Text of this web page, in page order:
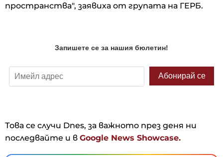
пространства", заявиха от групата на ГЕРБ.
Това се случи Dnes, за важното през деня ни
последвайте и в Google News Showcase.